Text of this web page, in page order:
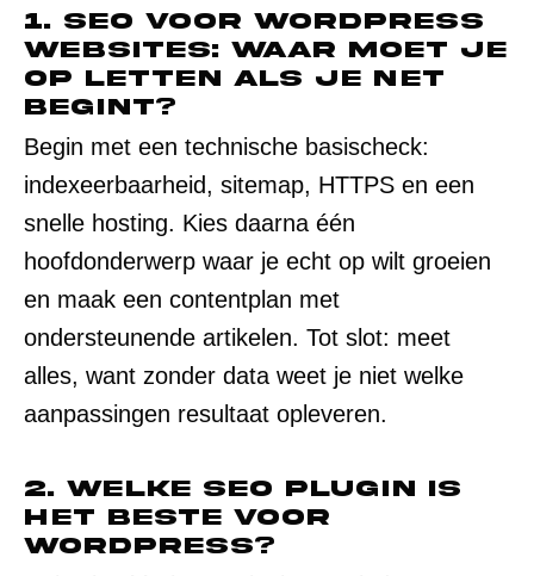
1. SEO voor WordPress
websites: waar moet je
op letten als je net
begint?
Begin met een technische basischeck:
indexeerbaarheid, sitemap, HTTPS en een
snelle hosting. Kies daarna één
hoofdonderwerp waar je echt op wilt groeien
en maak een contentplan met
ondersteunende artikelen. Tot slot: meet
alles, want zonder data weet je niet welke
aanpassingen resultaat opleveren.
2. Welke SEO plugin is
het beste voor
WordPress?